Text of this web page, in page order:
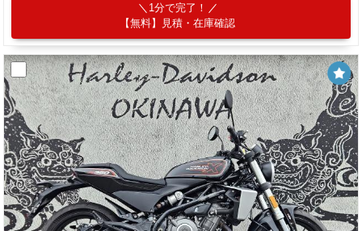
1分で完了！
【無料】見積・在庫確認